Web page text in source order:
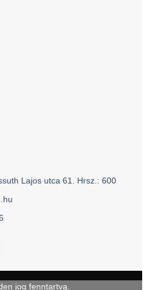
Lajos utca 61. Hrsz.: 600
jog fenntartva.